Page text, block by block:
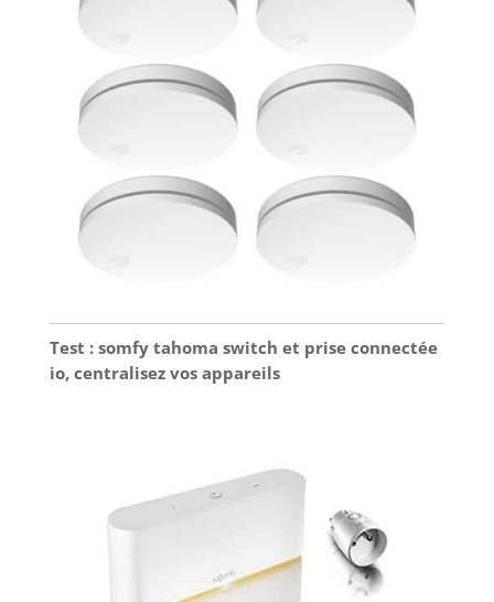
Test : somfy tahoma switch et prise connectée
io, centralisez vos appareils